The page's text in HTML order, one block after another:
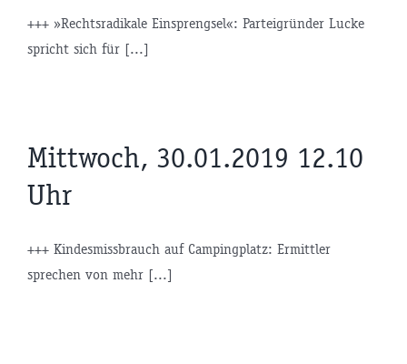
+++ »Rechtsradikale Einsprengsel«: Parteigründer Lucke
spricht sich für [...]
Mittwoch, 30.01.2019 12.10
Uhr
+++ Kindesmissbrauch auf Campingplatz: Ermittler
sprechen von mehr [...]